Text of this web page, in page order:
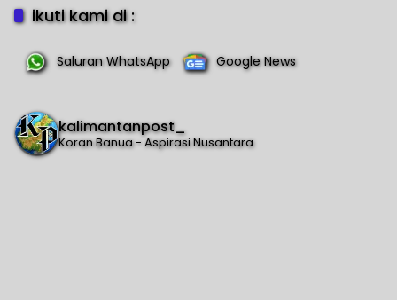
ikuti kami di :
Saluran WhatsApp Google News
kalimantanpost_
Koran Banua - Aspirasi Nusantara